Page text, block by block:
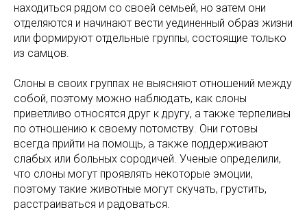
находиться рядом со своей семьей, но затем они
отделяются и начинают вести уединенный образ жизни
или формируют отдельные группы, состоящие только
из самцов.
Слоны в своих группах не выясняют отношений между
собой, поэтому можно наблюдать, как слоны
приветливо относятся друг к другу, а также терпеливы
по отношению к своему потомству. Они готовы
всегда прийти на помощь, а также поддерживают
слабых или больных сородичей. Ученые определили,
что слоны могут проявлять некоторые эмоции,
поэтому такие животные могут скучать, грустить,
расстраиваться и радоваться.